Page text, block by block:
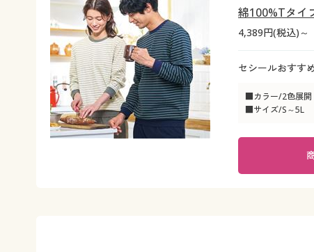
綿100%Tタイ
4,389円(税込)～
セシールおすす
■カラー/2色展開
■サイズ/S～5L